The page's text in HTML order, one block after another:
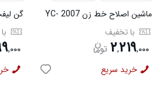
گن
,۰۰۰
ماشین اصلاح خط زن YC- 2007
مدل 50801 با تخفیف
۲,۲۱۹,۰۰۰
خرید سریع